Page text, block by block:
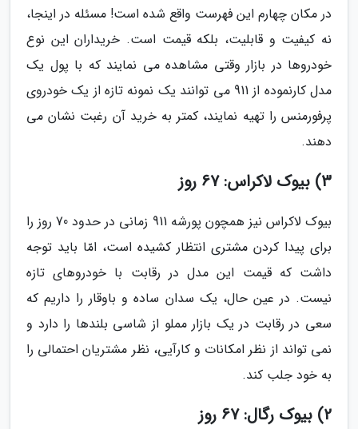
در مکان چهارم این فهرست واقع شده است! مسئله در اینجا،
نه کیفیت و قابلیت، بلکه قیمت است. خریداران این نوع
خودروها در بازار وقتی مشاهده می نمایند که با پول یک
مدل کارنموده از 911 می توانند یک نمونه تازه از یک خودروی
پرفورمنس را تهیه نمایند، کمتر به خرید آن رغبت نشان می
دهند.
3) بیوک لاکراس: 67 روز
بیوک لاکراس نیز همچون پورشه 911 زمانی در حدود 70 روز را
برای پیدا کردن مشتری انتظار کشیده است، امّا باید توجه
داشت که قیمت این مدل در رقابت با خودروهای تازه
نیست. در عین حال، یک سدان ساده و باوقار را داریم که
سعی در رقابت در یک بازار مملو از شاسی بلندها را دارد و
نمی تواند از نظر امکانات و کارآیی، نظر مشتریان احتمالی را
به خود جلب کند.
2) بیوک رگال: 67 روز